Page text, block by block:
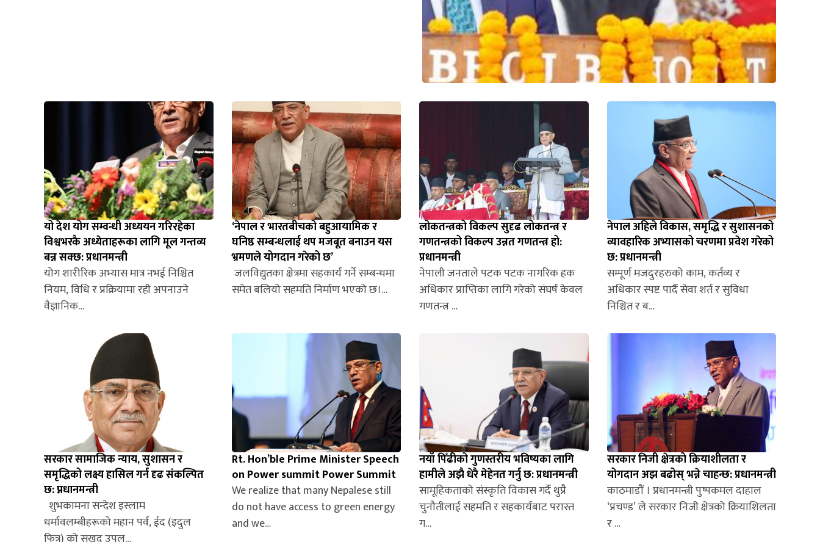
यो देश योग सम्वन्धी अध्ययन गरिरहेका
विश्वभरकै अध्येताहरूका लागि मूल गन्तव्य
बन्न सक्छ: प्रधानमन्त्री
योग शारीरिक अभ्यास मात्र नभई निश्चित
नियम, विधि र प्रक्रियामा रही अपनाउने
वैज्ञानिक…
‘नेपाल र भारतबीचको बहुआयामिक र
घनिष्ठ सम्बन्धलाई थप मजबूत बनाउन यस
भ्रमणले योगदान गरेको छ’
जलविद्युतका क्षेत्रमा सहकार्य गर्ने सम्बन्धमा
समेत बलियो सहमति निर्माण भएको छ।…
लोकतन्त्रको विकल्प सुदृढ लोकतन्त्र र
गणतन्त्रको विकल्प उन्नत गणतन्त्र हो:
प्रधानमन्त्री
नेपाली जनताले पटक पटक नागरिक हक
अधिकार प्राप्तिका लागि गरेको संघर्ष केवल
गणतन्त्र …
नेपाल अहिले विकास, समृद्धि र सुशासनको
व्यावहारिक अभ्यासको चरणमा प्रवेश गरेको
छ: प्रधानमन्त्री
सम्पूर्ण मजदुरहरुको काम, कर्तव्य र
अधिकार स्पष्ट पार्दै सेवा शर्त र सुविधा
निश्चित र ब…
सरकार सामाजिक न्याय, सुशासन र
समृद्धिको लक्ष्य हासिल गर्न दृढ संकल्पित
छ: प्नधानमन्त्री
शुभकामना सन्देश इस्लाम
धर्मावलम्बीहरूको महान पर्व, ईद (इदुल
Rt. Hon’ble Prime Minister Speech
on Power summit Power Summit
We realize that many Nepalese still
do not have access to green energy
and we…
नयाँ पिँढीको गुणस्तरीय भविष्यका लागि
हामीले अझै धेरै मेहेनत गर्नु छ: प्रधानमन्त्री
सामूहिकताको संस्कृति विकास गर्दै थुप्रै
चुनौतीलाई सहमति र सहकार्यबाट परास्त
ग…
सरकार निजी क्षेत्रको क्रियाशीलता र
योगदान अझ बढोस् भन्ने चाहन्छ: प्रधानमन्त्री
काठमाडौं । प्रधानमन्त्री पुष्पकमल दाहाल
‘प्रचण्ड’ ले सरकार निजी क्षेत्रको क्रियाशिलता
र …